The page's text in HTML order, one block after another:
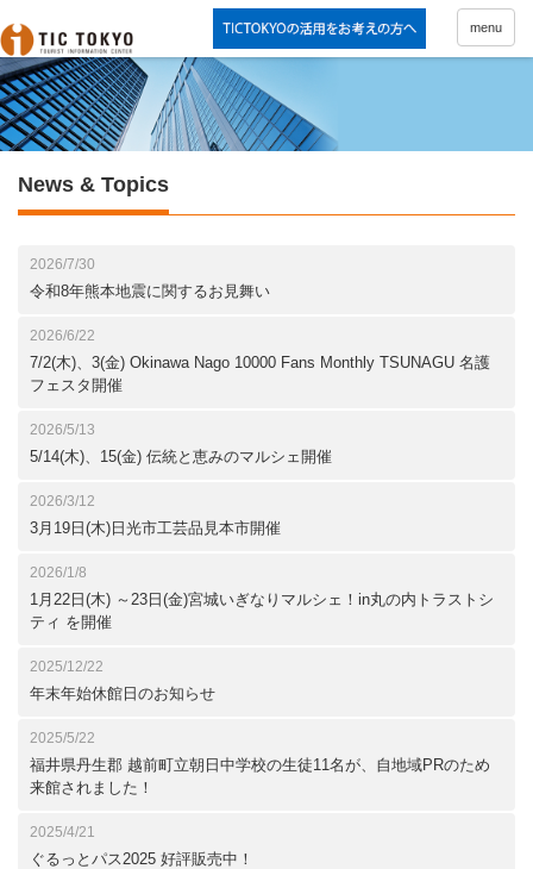
menu
News & Topics
2026/7/30
令和8年熊本地震に関するお見舞い
2026/6/22
7/2(木)、3(金) Okinawa Nago 10000 Fans Monthly TSUNAGU 名護
フェスタ開催
2026/5/13
5/14(木)、15(金) 伝統と恵みのマルシェ開催
2026/3/12
3月19日(木)日光市工芸品見本市開催
2026/1/8
1月22日(木) ～23日(金)宮城いぎなりマルシェ！in丸の内トラストシ
ティ を開催
2025/12/22
年末年始休館日のお知らせ
2025/5/22
福井県丹生郡 越前町立朝日中学校の生徒11名が、自地域PRのため
来館されました！
2025/4/21
ぐるっとパス2025 好評販売中！